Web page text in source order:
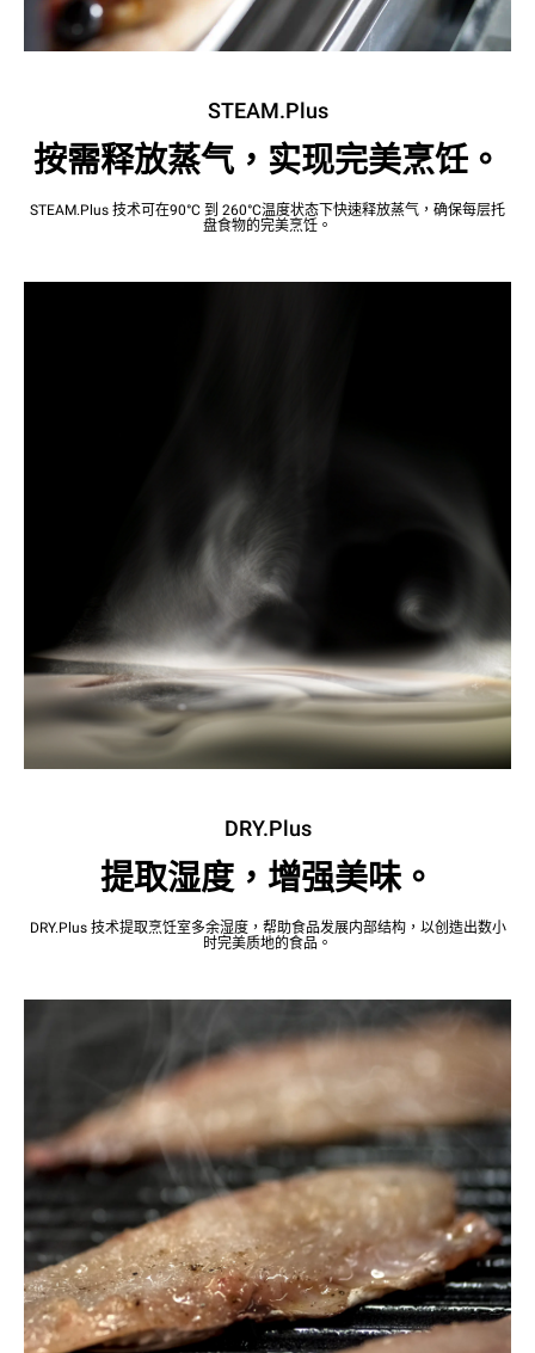
STEAM.Plus
按需释放蒸气，实现完美烹饪。
STEAM.Plus 技术可在90°C 到 260°C温度状态下快速释放蒸气，确保每层托
盘食物的完美烹饪。
DRY.Plus
提取湿度，增强美味。
DRY.Plus 技术提取烹饪室多余湿度，帮助食品发展内部结构，以创造出数小
时完美质地的食品。